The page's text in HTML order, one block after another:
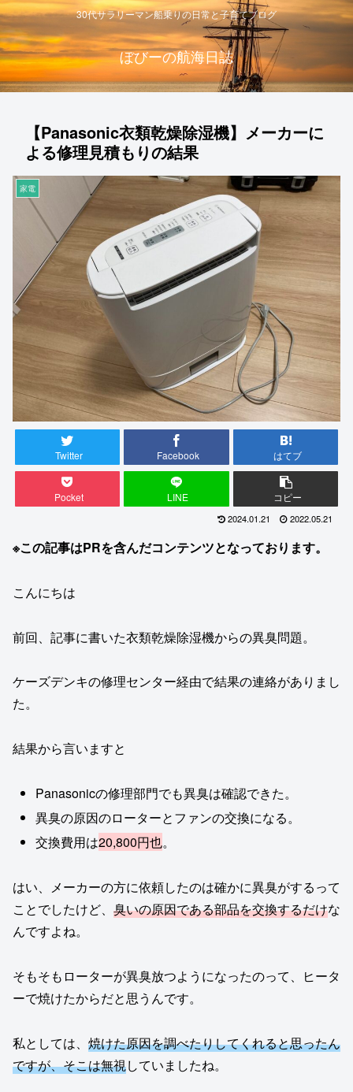
30代サラリーマン船乗りの日常と子育てブログ
ぼびーの航海日誌
【Panasonic衣類乾燥除湿機】メーカーに
よる修理見積もりの結果
家電
Twitter Facebook はてブ
Pocket LINE コピー
2024.01.21 2022.05.21
※この記事はPRを含んだコンテンツとなっております。
こんにちは
前回、記事に書いた衣類乾燥除湿機からの異臭問題。
ケーズデンキの修理センター経由で結果の連絡がありまし
た。
結果から言いますと
Panasonicの修理部門でも異臭は確認できた。
異臭の原因のローターとファンの交換になる。
交換費用は20,800円也。
はい、メーカーの方に依頼したのは確かに異臭がするって
ことでしたけど、 臭いの原因である部品を交換するだけな
んですよね。
そもそもローターが異臭放つようになったのって、ヒータ
ーで焼けたからだと思うんです。
私としては、 焼けた原因を調べたりしてくれると思ったん
ですが、そこは無視していましたね。